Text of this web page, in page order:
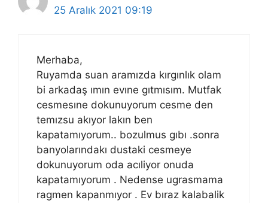
25 Aralık 2021 09:19
Merhaba,
Ruyamda suan aramızda kırgınlık olam
bi arkadaş ımın evıne gıtmısım. Mutfak
cesmesıne dokunuyorum cesme den
temızsu akıyor lakın ben
kapatamıyorum.. bozulmus gıbı .sonra
banyolarındakı dustaki cesmeye
dokunuyorum oda acıliyor onuda
kapatamıyorum . Nedense ugrasmama
ragmen kapanmıyor . Ev bıraz kalabalik